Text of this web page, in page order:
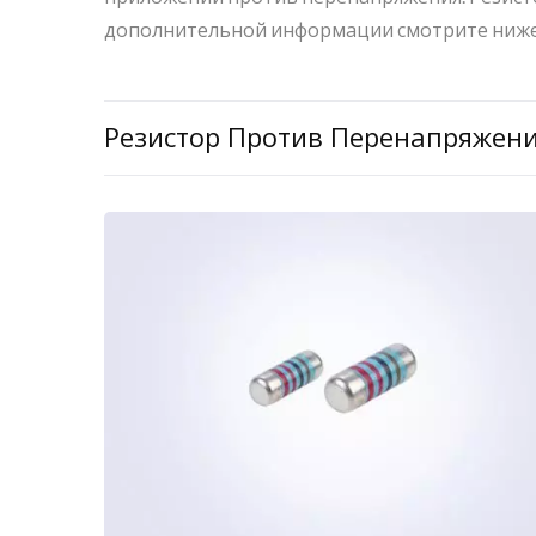
дополнительной информации смотрите
Резистор Против